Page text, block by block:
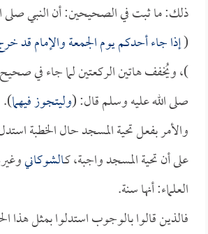
ذلك: ما ثبت في الصحيحين: أن النبي صلى
(إذا جاء أحدكم يوم الجمعة والإمام قد
)، ويُخفف هاتين الركعتين لما جاء في
صلى الله عليه وسلم قال: (وليتجوز فيهما).
والأمر بفعل تحية المسجد حال الخطبة
على أن تحية المسجد واجبة، كـالشوكاني
العلماء: أنها سنة.
فالذين قالوا بالوجوب استدلوا بمثل هذا